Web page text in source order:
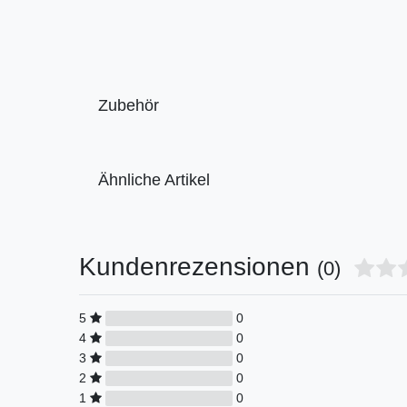
Zubehör
Ähnliche Artikel
Kundenrezensionen (0)
5
0
4
0
3
0
2
0
1
0